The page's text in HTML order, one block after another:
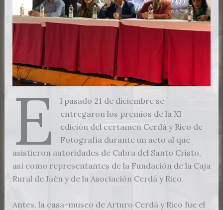
E
l pasado 21 de diciembre se
entregaron los premios de la XI
edición del certamen Cerdá y Rico de
Fotografía durante un acto al que
asistieron autoridades de Cabra del Santo Cristo,
así como representantes de la Fundación de la Caja
Rural de Jaén y de la Asociación Cerdá y Rico.
Antes, la casa-museo de Arturo Cerdá y Rico fue el